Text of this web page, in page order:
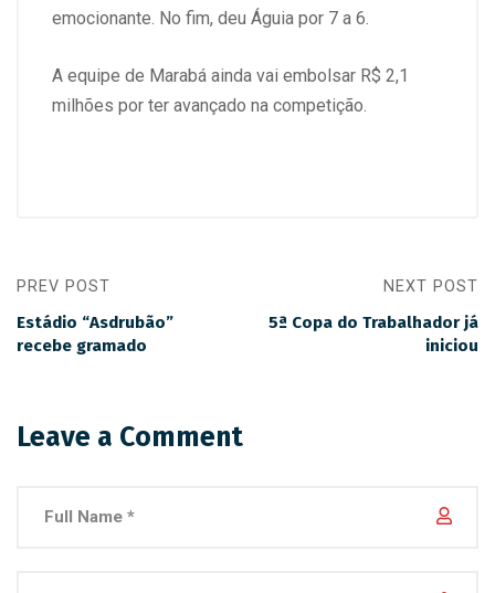
emocionante. No fim, deu Águia por 7 a 6.
A equipe de Marabá ainda vai embolsar R$ 2,1
milhões por ter avançado na competição.
PREV POST
Estádio “Asdrubão”
recebe gramado
NEXT POST
5ª Copa do Trabalhador já
iniciou
Leave a Comment